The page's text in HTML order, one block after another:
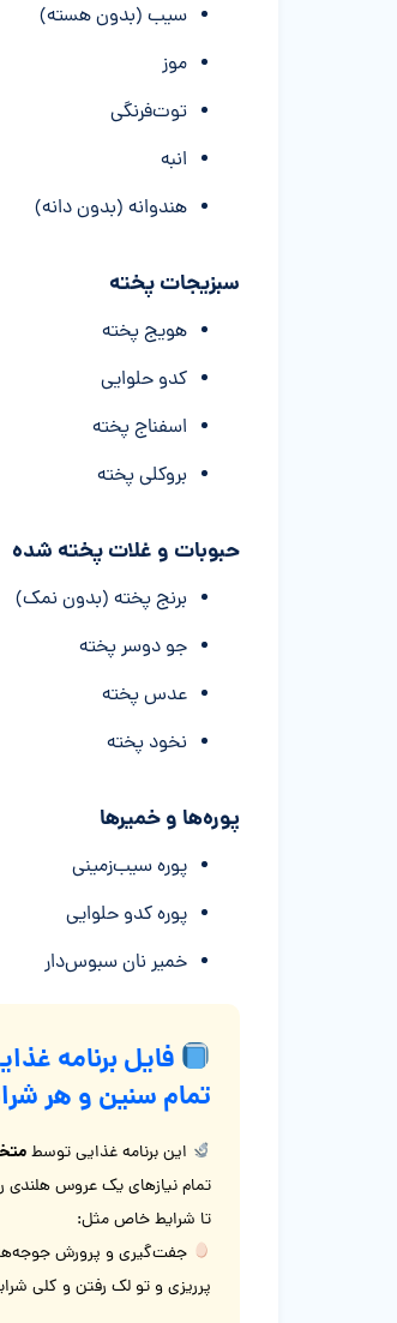
سیب (بدون هسته)
موز
توت‌فرنگی
انبه
هندوانه (بدون دانه)
سبزیجات پخته
هویج پخته
کدو حلوایی
اسفناج پخته
بروکلی پخته
حبوبات و غلات پخته شده
برنج پخته (بدون نمک)
جو دوسر پخته
عدس پخته
نخود پخته
پوره‌ها و خمیرها
پوره سیب‌زمینی
پوره کدو حلوایی
خمیر نان سبوس‌دار
فایل برنامه
تمام سنین و هر
این برنامه غذایی توسط
تمام نیازهای یک عروس هلندی
تا شرایط خاص مثل:
جفت‌گیری و پرورش
پرریزی و تو لک رفتن و کلی